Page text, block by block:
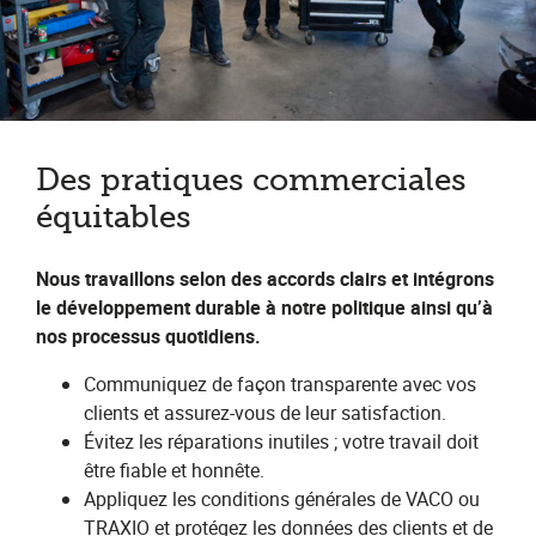
Des pratiques commerciales
équitables
Nous travaillons selon des accords clairs et intégrons
le développement durable à notre politique ainsi qu’à
nos processus quotidiens.
Communiquez de façon transparente avec vos
clients et assurez-vous de leur satisfaction.
Évitez les réparations inutiles ; votre travail doit
être fiable et honnête.
Appliquez les conditions générales de VACO ou
TRAXIO et protégez les données des clients et de